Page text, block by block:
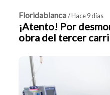
Floridablanca / Hace 9 días
¡Atento! Por
obra del tercer